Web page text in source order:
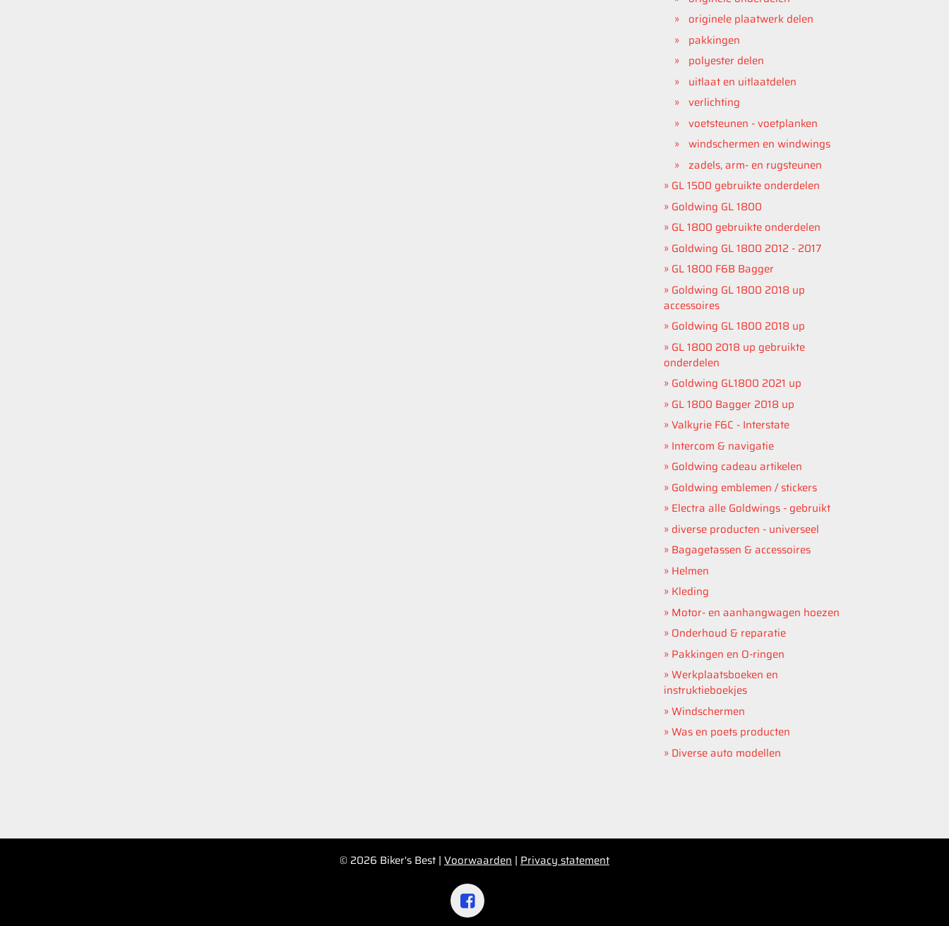
originele plaatwerk delen
pakkingen
polyester delen
uitlaat en uitlaatdelen
verlichting
voetsteunen - voetplanken
windschermen en windwings
zadels, arm- en rugsteunen
GL 1500 gebruikte onderdelen
Goldwing GL 1800
GL 1800 gebruikte onderdelen
Goldwing GL 1800 2012 - 2017
GL 1800 F6B Bagger
Goldwing GL 1800 2018 up
accessoires
Goldwing GL 1800 2018 up
GL 1800 2018 up gebruikte
onderdelen
Goldwing GL1800 2021 up
GL 1800 Bagger 2018 up
Valkyrie F6C - Interstate
Intercom & navigatie
Goldwing cadeau artikelen
Goldwing emblemen / stickers
Electra alle Goldwings - gebruikt
diverse producten - universeel
Bagagetassen & accessoires
Helmen
Kleding
Motor- en aanhangwagen hoezen
Onderhoud & reparatie
Pakkingen en O-ringen
Werkplaatsboeken en
instruktieboekjes
Windschermen
Was en poets producten
Diverse auto modellen
© 2026 Biker's Best | Voorwaarden | Privacy statement